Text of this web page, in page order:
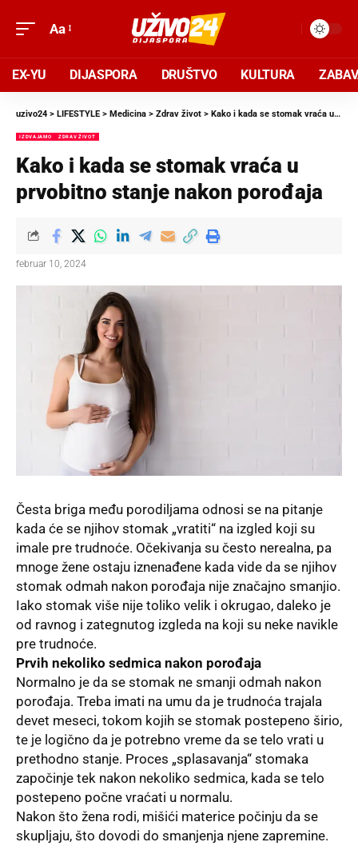
Aa
EX-YU DIJASPORA DRUŠTVO KULTURA
uzivo24 > LIFESTYLE > Medicina > Zdrav život > Kako i kada se stomak vraća u prvobitno stanje nakon porođaja
IZDVAJAMO ZDRAV ŽIVOT
Kako i kada se stomak vraća u
prvobitno stanje nakon porođaja
februar 10, 2024
Česta briga među porodiljama odnosi se na pitanje
kada će se njihov stomak „vratiti“ na izgled koji su
imale pre trudnoće. Očekivanja su često nerealna, pa
mnoge žene ostaju iznenađene kada vide da se njihov
stomak odmah nakon porođaja nije značajno smanjio.
Iako stomak više nije toliko velik i okrugao, daleko je
od ravnog i zategnutog izgleda na koji su neke navikle
pre trudnoće.
Prvih nekoliko sedmica nakon porođaja
Normalno je da se stomak ne smanji odmah nakon
porođaja. Treba imati na umu da je trudnoća trajala
devet meseci, tokom kojih se stomak postepeno širio,
te je logično da je potrebno vreme da se telo vrati u
prethodno stanje. Proces „splasavanja“ stomaka
započinje tek nakon nekoliko sedmica, kada se telo
postepeno počne vraćati u normalu.
Nakon što žena rodi, mišići materice počinju da se
skupljaju, što dovodi do smanjenja njene zapremine.